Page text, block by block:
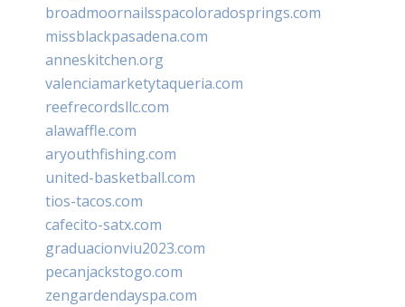
broadmoornailsspacoloradosprings.com
missblackpasadena.com
anneskitchen.org
valenciamarketytaqueria.com
reefrecordsllc.com
alawaffle.com
aryouthfishing.com
united-basketball.com
tios-tacos.com
cafecito-satx.com
graduacionviu2023.com
pecanjackstogo.com
zengardendayspa.com